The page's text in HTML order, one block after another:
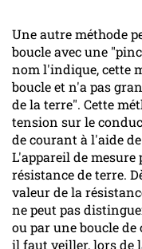
Une autre méthode
boucle avec une
nom l'indique, cette
boucle et n'a pas
de la terre". Cette
tension sur le
de courant à l'aide
L'appareil de
résistance de terre.
valeur de la
ne peut pas
ou par une boucle
il faut veiller, lors de